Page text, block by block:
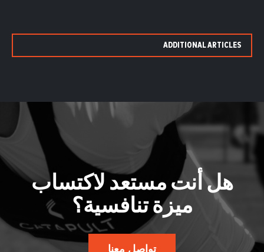
ADDITIONAL ARTICLES
هل أنت مستعد لاكتساب
ميزة تنافسية؟
تواصل معنا